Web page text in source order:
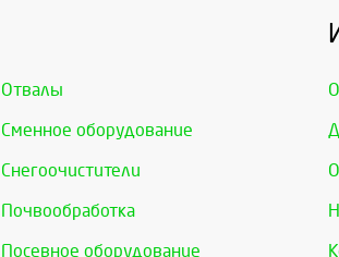
Отвалы
Сменное оборудование
Снегоочистители
Почвообработка
Посевное оборудование